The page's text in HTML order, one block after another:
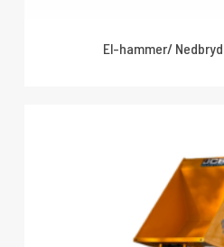
El-hammer/